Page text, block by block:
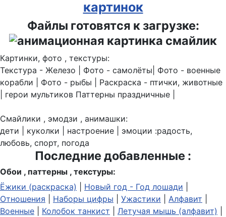
картинок
Файлы готовятся к загрузке:
Картинки, фото , текстуры:
Текстура - Железо | Фото - самолёты| Фото - военные
корабли | Фото - рыбы | Раскраска - птички, животные
| герои мультиков Паттерны праздничные |
Смайлики , эмодзи , анимашки:
дети | куколки | настроение | эмоции :радость,
любовь, спорт, погода
Последние добавленные :
Обои , паттерны , текстуры:
Ёжики (раскраска)
Новый год - Год лошади
Отношения
Наборы цифры Ужастики Алфавит
Военные
Колобок танкист Летучая мышь (алфавит)